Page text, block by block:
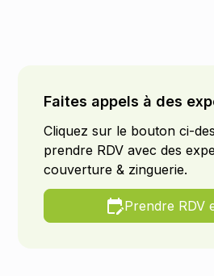
Faites appels à des
Cliquez sur le bouton ci-
prendre RDV avec des
couverture & zinguerie.
Prendre RDV